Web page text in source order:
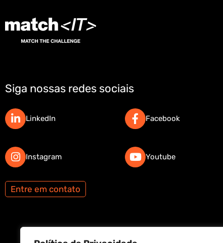
Siga nossas redes sociais
LinkedIn
Instagram
Facebook
Youtube
Entre em contato